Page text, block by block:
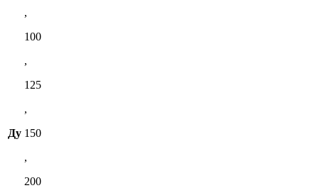
Ду
,
100
,
125
,
150
,
200